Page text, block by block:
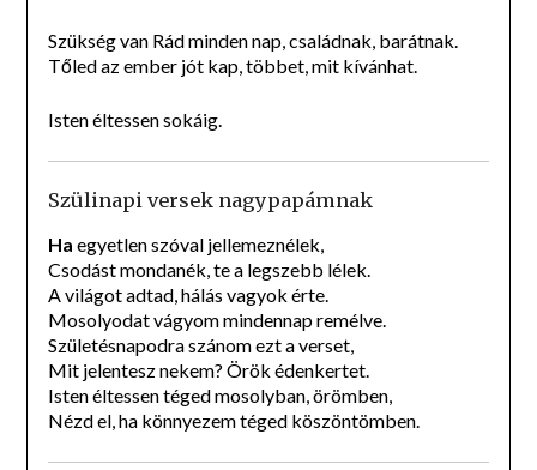
Szükség van Rád minden nap, családnak, barátnak.
Tőled az ember jót kap, többet, mit kívánhat.
Isten éltessen sokáig.
Szülinapi versek nagypapámnak
Ha egyetlen szóval jellemeznélek,
Csodást mondanék, te a legszebb lélek.
A világot adtad, hálás vagyok érte.
Mosolyodat vágyom mindennap remélve.
Születésnapodra szánom ezt a verset,
Mit jelentesz nekem? Örök édenkertet.
Isten éltessen téged mosolyban, örömben,
Nézd el, ha könnyezem téged köszöntömben.